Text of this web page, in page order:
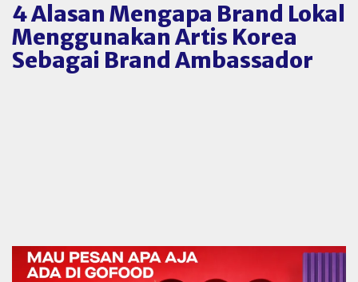
4 Alasan Mengapa Brand Lokal
Menggunakan Artis Korea
Sebagai Brand Ambassador